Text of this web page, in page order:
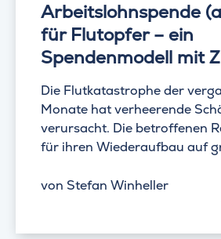
Arbeitslohnspende
für Flutopfer – ein
Spendenmodell mit
Die Flutkatastrophe der
Monate hat verheerende
verursacht. Die betroffenen
für ihren Wiederaufbau auf
von Stefan Winheller